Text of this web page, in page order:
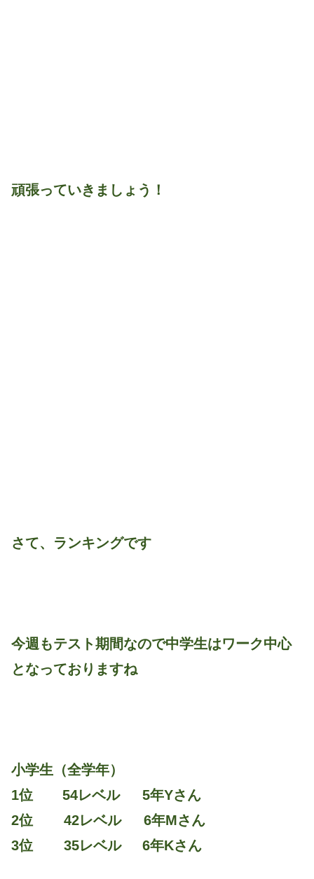
頑張っていきましょう！
さて、ランキングです
今週もテスト期間なので中学生はワーク中心
となっておりますね
小学生（全学年）
1位 54レベル 5年Yさん
2位 42レベル 6年Mさん
3位 35レベル 6年Kさん